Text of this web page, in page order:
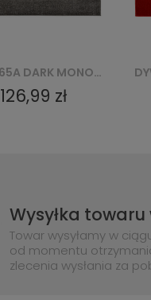
DYWAN 6365A MONO GNH - CZERWONY
126,99 zł
Wysyłka towaru
Towar wysyłamy w
od momentu
zlecenia wysłania za